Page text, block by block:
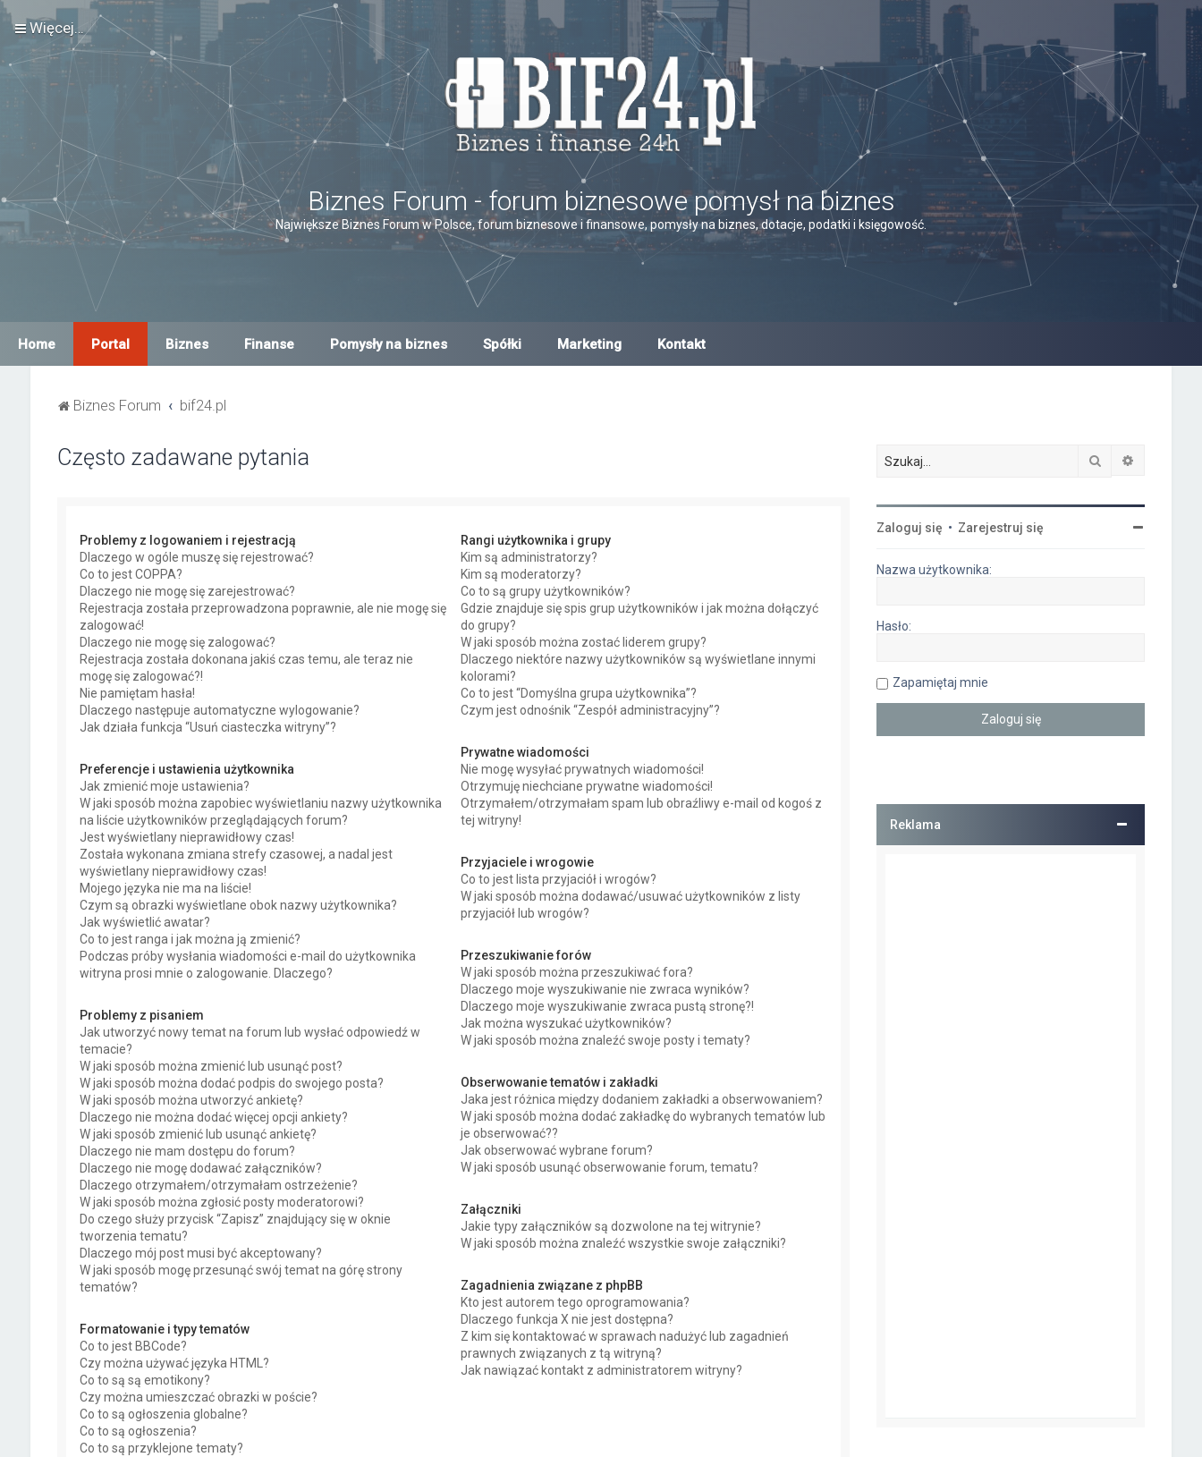
Więcej…
Biznes Forum - forum biznesowe pomysł na biznes
Największe Biznes Forum w Polsce, forum biznesowe i finansowe, pomysły na biznes, dotacje, podatki i księgowość.
Home Portal Biznes Finanse Pomysły na biznes Spółki Marketing Kontakt
Biznes Forum bif24.pl
Często zadawane pytania
Problemy z logowaniem i rejestracją
Dlaczego w ogóle muszę się rejestrować?
Co to jest COPPA?
Dlaczego nie mogę się zarejestrować?
Rejestracja została przeprowadzona poprawnie, ale nie mogę się
zalogować!
Dlaczego nie mogę się zalogować?
Rejestracja została dokonana jakiś czas temu, ale teraz nie
mogę się zalogować?!
Nie pamiętam hasła!
Dlaczego następuje automatyczne wylogowanie?
Jak działa funkcja “Usuń ciasteczka witryny”?
Preferencje i ustawienia użytkownika
Jak zmienić moje ustawienia?
W jaki sposób można zapobiec wyświetlaniu nazwy użytkownika
na liście użytkowników przeglądających forum?
Jest wyświetlany nieprawidłowy czas!
Została wykonana zmiana strefy czasowej, a nadal jest
wyświetlany nieprawidłowy czas!
Mojego języka nie ma na liście!
Czym są obrazki wyświetlane obok nazwy użytkownika?
Jak wyświetlić awatar?
Co to jest ranga i jak można ją zmienić?
Podczas próby wysłania wiadomości e-mail do użytkownika
witryna prosi mnie o zalogowanie. Dlaczego?
Problemy z pisaniem
Jak utworzyć nowy temat na forum lub wysłać odpowiedź w
temacie?
W jaki sposób można zmienić lub usunąć post?
W jaki sposób można dodać podpis do swojego posta?
W jaki sposób można utworzyć ankietę?
Dlaczego nie można dodać więcej opcji ankiety?
W jaki sposób zmienić lub usunąć ankietę?
Dlaczego nie mam dostępu do forum?
Dlaczego nie mogę dodawać załączników?
Dlaczego otrzymałem/otrzymałam ostrzeżenie?
W jaki sposób można zgłosić posty moderatorowi?
Do czego służy przycisk “Zapisz” znajdujący się w oknie
tworzenia tematu?
Dlaczego mój post musi być akceptowany?
W jaki sposób mogę przesunąć swój temat na górę strony
tematów?
Formatowanie i typy tematów
Co to jest BBCode?
Czy można używać języka HTML?
Co to są są emotikony?
Czy można umieszczać obrazki w poście?
Co to są ogłoszenia globalne?
Co to są ogłoszenia?
Co to są przyklejone tematy?
Rangi użytkownika i grupy
Kim są administratorzy?
Kim są moderatorzy?
Co to są grupy użytkowników?
Gdzie znajduje się spis grup użytkowników i jak można dołączyć
do grupy?
W jaki sposób można zostać liderem grupy?
Dlaczego niektóre nazwy użytkowników są wyświetlane innymi
kolorami?
Co to jest “Domyślna grupa użytkownika”?
Czym jest odnośnik “Zespół administracyjny”?
Prywatne wiadomości
Nie mogę wysyłać prywatnych wiadomości!
Otrzymuję niechciane prywatne wiadomości!
Otrzymałem/otrzymałam spam lub obraźliwy e-mail od kogoś z
tej witryny!
Przyjaciele i wrogowie
Co to jest lista przyjaciół i wrogów?
W jaki sposób można dodawać/usuwać użytkowników z listy
przyjaciół lub wrogów?
Przeszukiwanie forów
W jaki sposób można przeszukiwać fora?
Dlaczego moje wyszukiwanie nie zwraca wyników?
Dlaczego moje wyszukiwanie zwraca pustą stronę?!
Jak można wyszukać użytkowników?
W jaki sposób można znaleźć swoje posty i tematy?
Obserwowanie tematów i zakładki
Jaka jest różnica między dodaniem zakładki a obserwowaniem?
W jaki sposób można dodać zakładkę do wybranych tematów lub
je obserwować??
Jak obserwować wybrane forum?
W jaki sposób usunąć obserwowanie forum, tematu?
Załączniki
Jakie typy załączników są dozwolone na tej witrynie?
W jaki sposób można znaleźć wszystkie swoje załączniki?
Zagadnienia związane z phpBB
Kto jest autorem tego oprogramowania?
Dlaczego funkcja X nie jest dostępna?
Z kim się kontaktować w sprawach nadużyć lub zagadnień
prawnych związanych z tą witryną?
Jak nawiązać kontakt z administratorem witryny?
Szukaj
Zaloguj się • Zarejestruj się
Nazwa użytkownika:
Hasło:
Zapamiętaj mnie
Reklama